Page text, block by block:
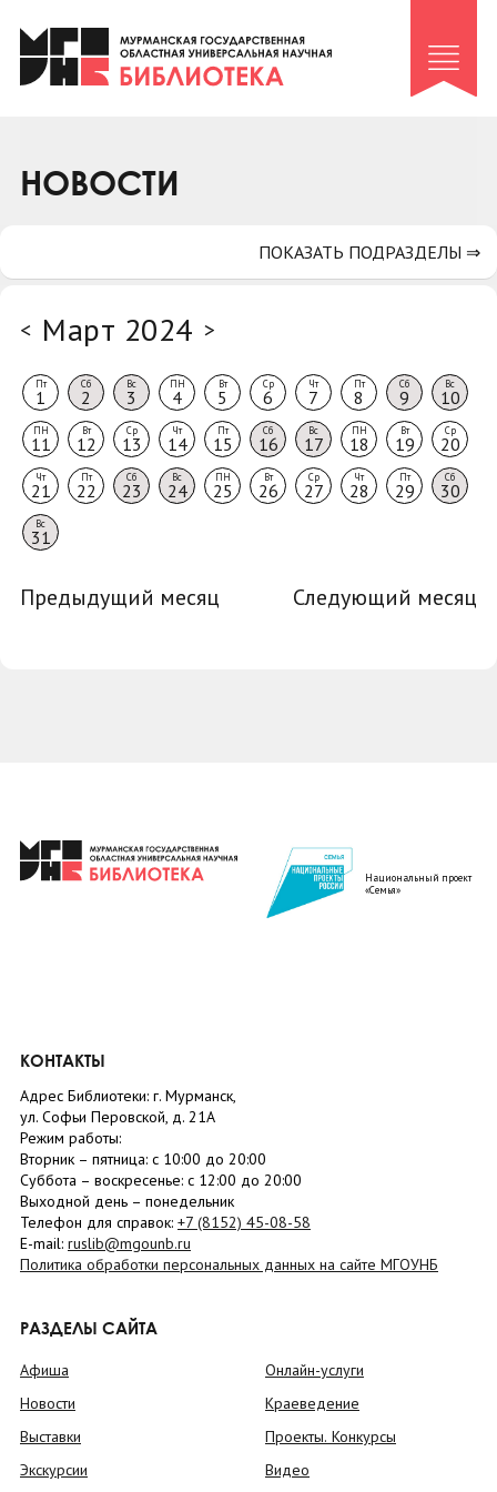
Клуб «Гиря и сельдерей»
Клуб «Семейный архив»
Коллегам
НОВОСТИ
< Март 2024 >
Пт
1
Сб
2
Вс
3
ПН
4
Вт
5
Ср
6
Чт
7
Пт
8
Сб
9
Вс
10
ПН
11
Вт
12
Ср
13
Чт
14
Пт
15
Сб
16
Вс
17
ПН
18
Вт
19
Ср
20
Чт
21
Пт
22
Сб
23
Вс
24
ПН
25
Вт
26
Ср
27
Чт
28
Пт
29
Сб
30
Вс
31
Предыдущий месяц Следующий месяц
ПОКАЗАТЬ ПОДРАЗДЕЛЫ ⇒
Национальный проект
«Семья»
КОНТАКТЫ
Адрес Библиотеки: г. Мурманск,
ул. Софьи Перовской, д. 21А
Режим работы:
Вторник – пятница: с 10:00 до 20:00
Суббота – воскресенье: c 12:00 до 20:00
Выходной день – понедельник
Телефон для справок: +7 (8152) 45-08-58
E-mail: ruslib@mgounb.ru
Политика обработки персональных данных на сайте МГОУНБ
РАЗДЕЛЫ САЙТА
Афиша
Новости
Выставки
Экскурсии
Онлайн-услуги
Краеведение
Проекты. Конкурсы
Видео